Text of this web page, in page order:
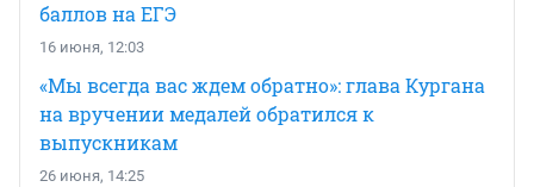
баллов на ЕГЭ
16 июня, 12:03
«Мы всегда вас ждем обратно»: глава Кургана
на вручении медалей обратился к
выпускникам
26 июня, 14:25